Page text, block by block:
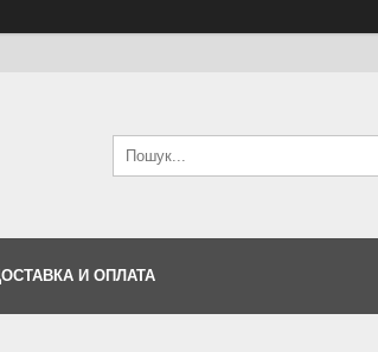
И ОПЛАТА